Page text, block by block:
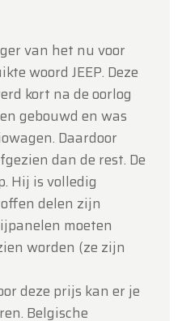
van het nu voor
woord JEEP. Deze
kort na de oorlog
gebouwd en was
Daardoor
dan de rest. De
Hij is volledig
delen zijn
moeten
worden (ze zijn
deze prijs kan er je
Belgische